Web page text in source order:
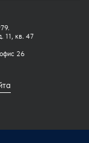
11, кв. 47
26